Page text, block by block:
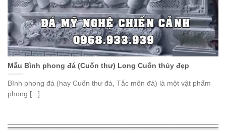
Mẫu Bình phong đá (Cuốn thư) Long Cuốn thủy đẹp
Bình phong đá (hay Cuốn thư đá, Tắc môn đá) là một vật phẩm
phong [...]